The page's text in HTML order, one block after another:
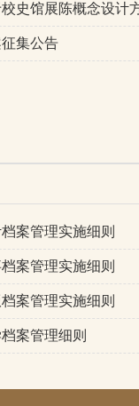
史馆展陈概念设计
集公告
案管理实施细则
案管理实施细则
案管理实施细则
案管理细则